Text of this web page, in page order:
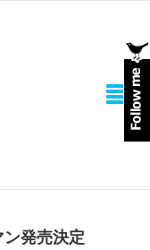
発売決定